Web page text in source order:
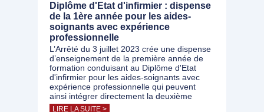
Diplôme d'Etat d'infirmier : dispense
de la 1ère année pour les aides-
soignants avec expérience
professionnelle
L’Arrêté du 3 juillet 2023 crée une dispense
d’enseignement de la première année de
formation conduisant au Diplôme d'Etat
d'infirmier pour les aides-soignants avec
expérience professionnelle qui peuvent
ainsi intégrer directement la deuxième
LIRE LA SUITE >